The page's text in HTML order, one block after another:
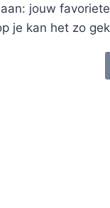
jouw
je kan het zo